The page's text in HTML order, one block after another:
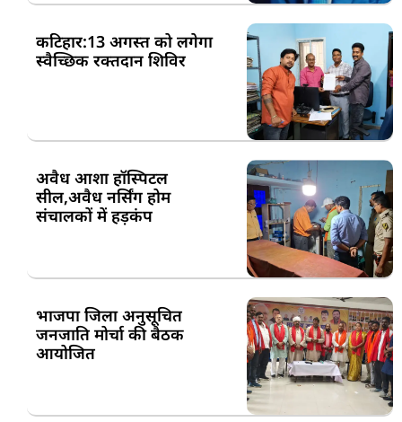
कटिहार:13 अगस्त को लगेगा
स्वैच्छिक रक्तदान शिविर
अवैध आशा हॉस्पिटल
सील,अवैध नर्सिंग होम
संचालकों में हड़कंप
भाजपा जिला अनुसूचित
जनजाति मोर्चा की बैठक
आयोजित